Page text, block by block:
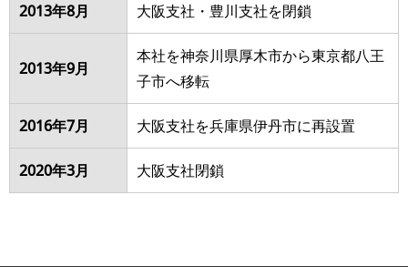
2013年8⽉ ⼤阪⽀社・豊川⽀社を閉鎖
2013年9⽉
本社を神奈川県厚⽊市から東京都⼋王
⼦市へ移転
2016年7⽉ ⼤阪⽀社を兵庫県伊丹市に再設置
2020年3⽉ ⼤阪⽀社閉鎖